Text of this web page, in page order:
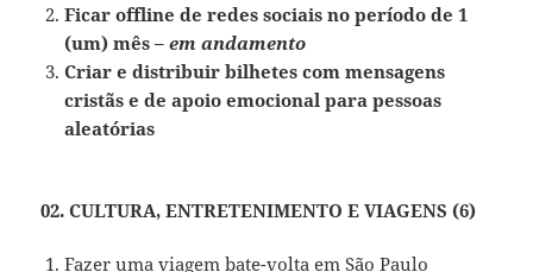
Ficar offline de redes sociais no período de 1
(um) mês –em andamento
Criar e distribuir bilhetes com mensagens
cristãs e de apoio emocional para pessoas
aleatórias
02. CULTURA, ENTRETENIMENTO E VIAGENS (6)
Fazer uma viagem bate-volta em São Paulo